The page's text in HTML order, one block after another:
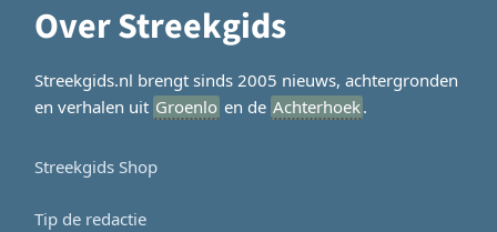
Over Streekgids
Streekgids.nl brengt sinds 2005 nieuws, achtergronden
en verhalen uit Groenlo en de Achterhoek.
Streekgids Shop
Tip de redactie